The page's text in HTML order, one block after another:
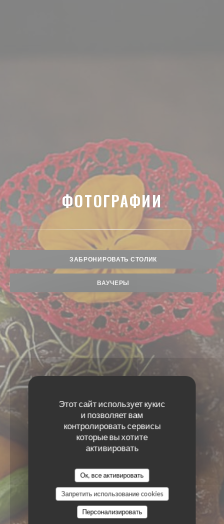
Этот сайт использует кукис
и позволяет вам
контролировать сервисы
которые вы хотите
активировать
Ок, все активировать
Запретить использование cookies
Персонализировать
ФОТОГРАФИИ
ЗАБРОНИРОВАТЬ СТОЛИК
ВАУЧЕРЫ